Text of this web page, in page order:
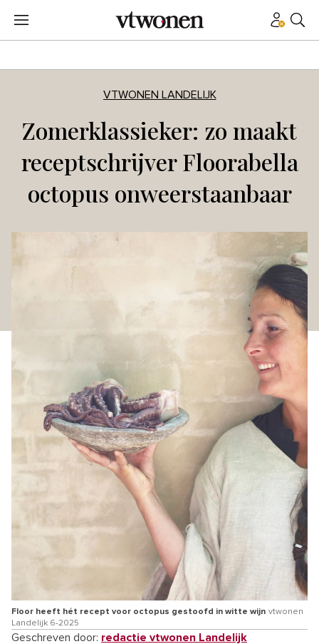
VTWONEN LANDELIJK
Zomerklassieker: zo maakt
receptschrijver Floorabella
octopus onweerstaanbaar
Floor heeft hét recept voor octopus gestoofd in witte wijn vtwonen
Landelijk 6-2025
Geschreven door: redactie vtwonen Landelijk